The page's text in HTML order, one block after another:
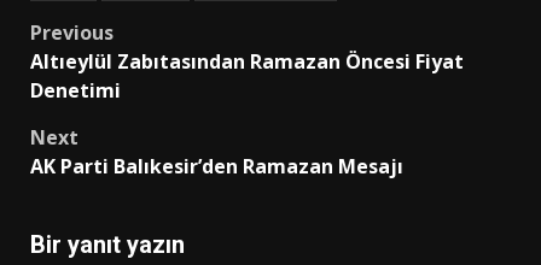
Post
navigation
Previous
Altıeylül Zabıtasından Ramazan Öncesi Fiyat
Denetimi
Next
AK Parti Balıkesir’den Ramazan Mesajı
Bir yanıt yazın